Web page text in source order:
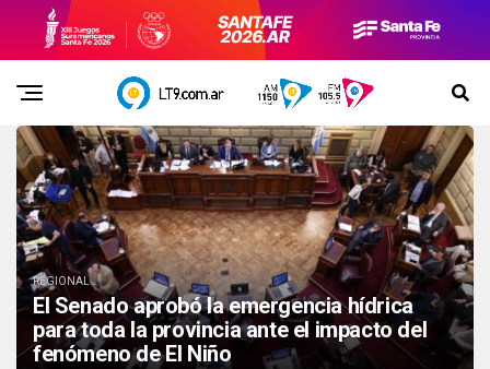
REGIONAL
El Senado aprobó la emergencia hídrica
para toda la provincia ante el impacto del
fenómeno de El Niño